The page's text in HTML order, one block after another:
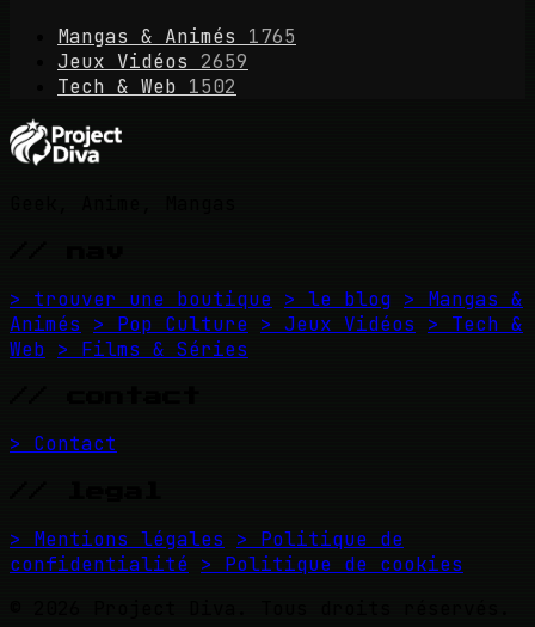
Mangas & Animés
1765
Jeux Vidéos
2659
Tech & Web 1502
> trouver une boutique > le blog > Mangas &
Animés
> Pop Culture > Jeux Vidéos
> Tech &
Web > Films & Séries
> Contact
> Mentions légales
> Politique de
confidentialité > Politique de cookies